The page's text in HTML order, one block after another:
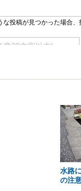
水路
の注